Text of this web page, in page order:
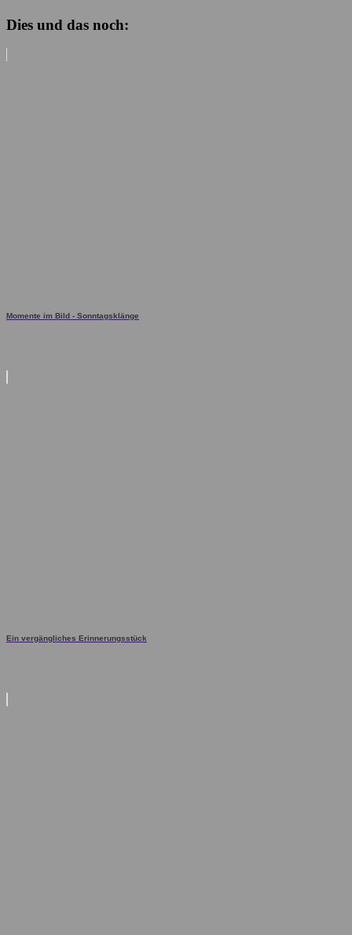
Dies und das noch:
Momente im Bild - Sonntagsklänge
Ein vergängliches Erinnerungsstück